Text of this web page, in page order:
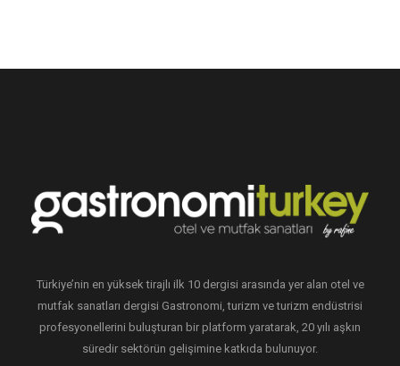
Türkiye’nin en yüksek tirajlı ilk 10 dergisi arasında yer alan otel ve
mutfak sanatları dergisi Gastronomi, turizm ve turizm endüstrisi
profesyonellerini buluşturan bir platform yaratarak, 20 yılı aşkın
süredir sektörün gelişimine katkıda bulunuyor.